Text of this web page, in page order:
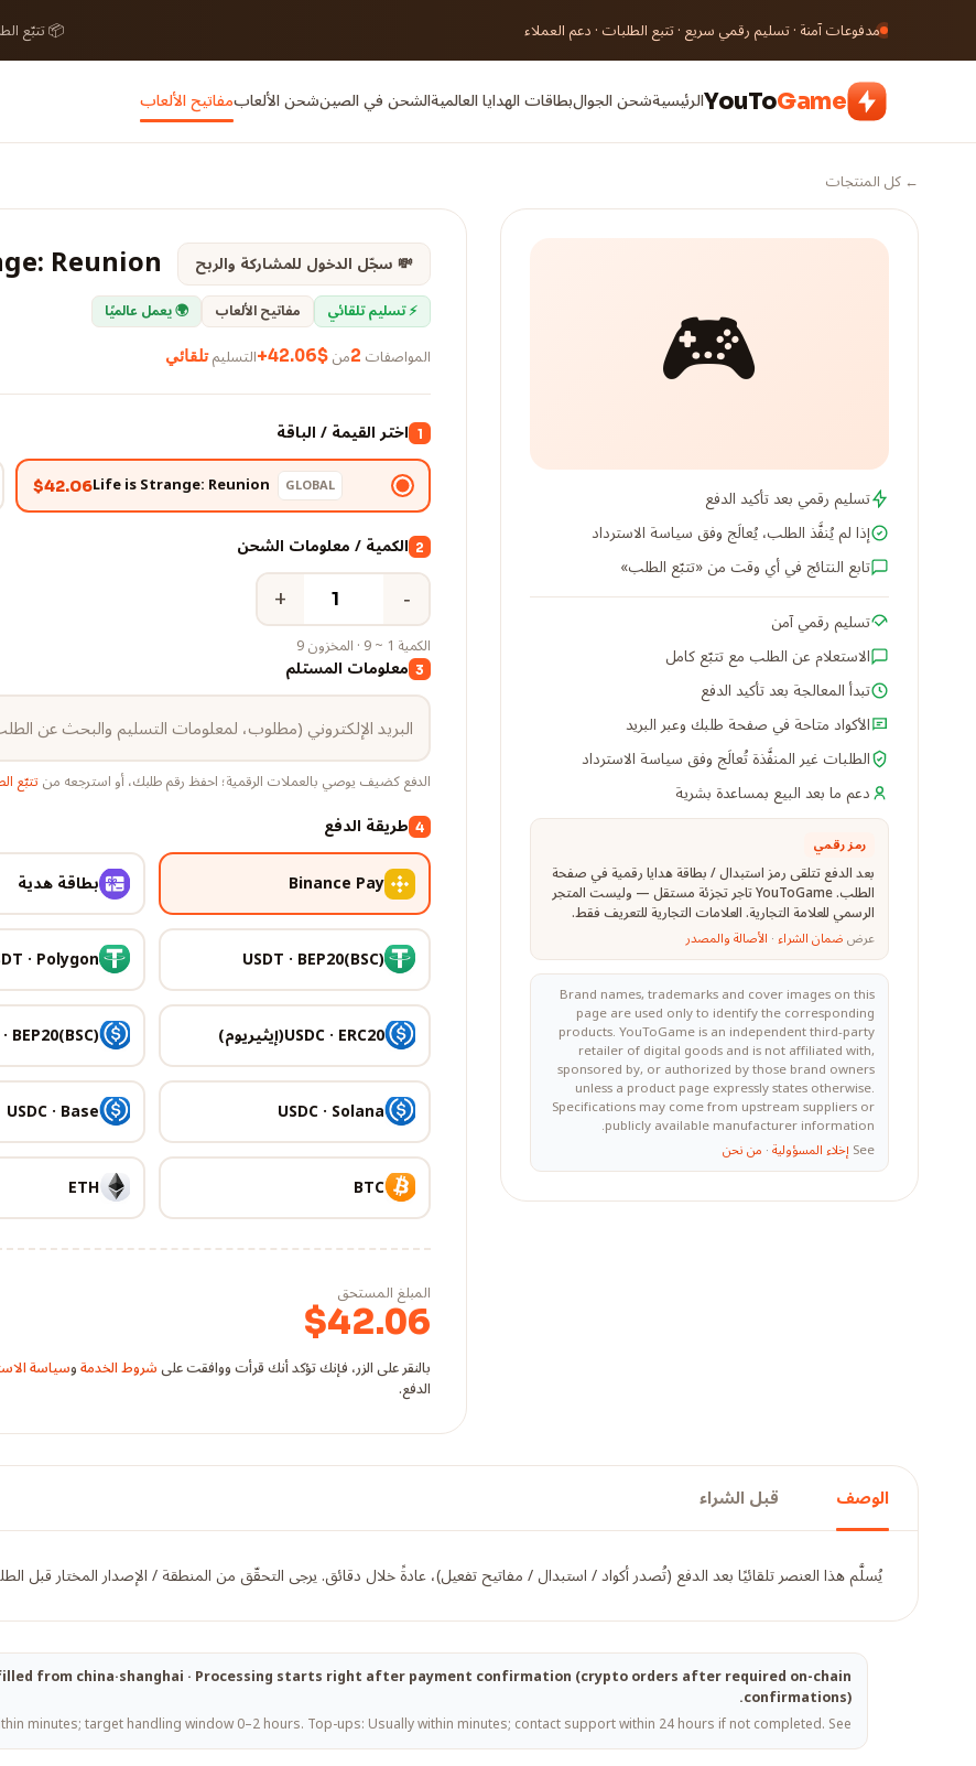
مدفوعات آمنة · تسليم رقمي سريع · تتبع الطلبات · دعم العملاء 📦 تتبّع
YouToGame الرئيسيةشحن الجوالبطاقات الهدايا العالميةالشحن في الصينشحن الألعابمفاتيح الألعاب
← كل المنتجات
🎮
تسليم رقمي بعد تأكيد الدفع
إذا لم يُنفَّذ الطلب، يُعالَج وفق سياسة الاسترداد
تابع النتائج في أي وقت من «تتبّع الطلب»
تسليم رقمي آمن
الاستعلام عن الطلب مع تتبّع كامل
تبدأ المعالجة بعد تأكيد الدفع
الأكواد متاحة في صفحة طلبك وعبر البريد
الطلبات غير المنفَّذة تُعالَج وفق سياسة الاسترداد
دعم ما بعد البيع بمساعدة بشرية
رمز رقمي
بعد الدفع تتلقى رمز استبدال / بطاقة هدايا رقمية في صفحة
الطلب. YouToGame تاجر تجزئة مستقل — وليست المتجر
الرسمي للعلامة التجارية. العلامات التجارية للتعريف فقط.
عرضضمان الشراء· الأصالة والمصدر
Brand names, trademarks and cover images on this
page are used only to identify the corresponding
products. YouToGame is an independent third-party
retailer of digital goods and is not affiliated with,
sponsored by, or authorized by those brand owners
unless a product page expressly states otherwise.
Specifications may come from upstream suppliers or
publicly available manufacturer information.
See إخلاء المسؤولية· من نحن
💸 سجّل الدخول للمشاركة والربح Reunion
⚡ تسليم تلقائي مفاتيح الألعاب 🌍 يعمل عالميًا
المواصفات 2من $42.06+ التسليمتلقائي
1 اختر القيمة / الباقة
Life is Strange: Reunion GLOBAL
$42.06
2 الكمية / معلومات الشحن
−
+
الكمية 1 ~ 9 · المخزون 9
3 معلومات المستلم
الدفع كضيف يوصي بالعملات الرقمية؛ احفظ رقم طلبك، أو استرجعه منتتبّع
4 طريقة الدفع
Binance Pay
بطاقة هدية
USDT · BEP20(BSC)
· Polygon
USDC · ERC20(إيثيريوم) BEP20(BSC)
USDC · Solana
USDC · Base
BTC
ETH
المبلغ المستحق
$42.06
بالنقر على الزر، فإنك تؤكد أنك قرأت ووافقت علىشروط الخدمةوسياسة
الدفع.
الوصف قبل الشراء
يُسلَّم هذا العنصر تلقائيًا بعد الدفع (تُصدر أكواد / استبدال / مفاتيح تفعيل)، عادةً خلال دقائق. يرجى التحقّق من المنطقة / الإصدار المختار قبل
from china·shanghai · Processing starts right after payment confirmation (crypto orders after required on-chain
confirmations).
minutes; target handling window 0–2 hours. Top-ups: Usually within minutes; contact support within 24 hours if not completed. See